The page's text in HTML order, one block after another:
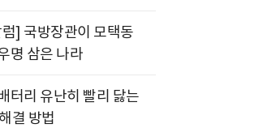
] 국방장관이 모택동
명 삼은 나라
터리 유난히 빨리 닳는
결 방법